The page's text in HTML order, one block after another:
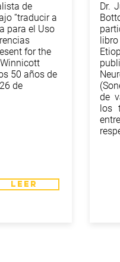
de
“traducir a
para el Uso
for the
50 años de
de
LEER
Dr.
de
los